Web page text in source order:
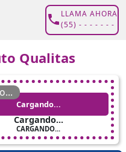
LLAMA AHORA
(55) - - - - - - -
Qualitas
Cargando...
Cargando...
CARGANDO...